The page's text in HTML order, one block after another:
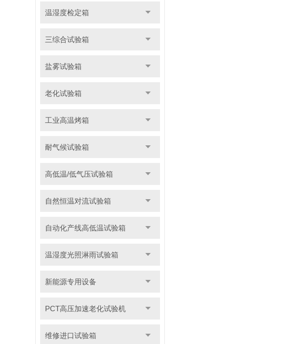
温湿度检定箱
三综合试验箱
盐雾试验箱
老化试验箱
工业高温烤箱
耐气候试验箱
高低温/低气压试验箱
自然恒温对流试验箱
自动化产线高低温试验箱
温湿度光照淋雨试验箱
新能源专用设备
PCT高压加速老化试验机
维修进口试验箱